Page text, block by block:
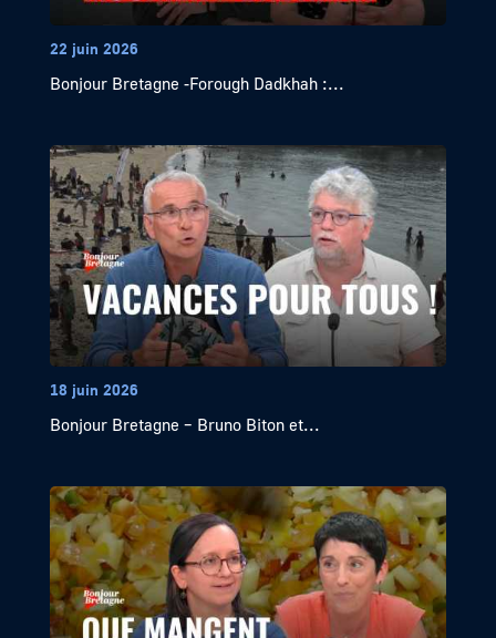
22 juin 2026
Bonjour Bretagne -Forough Dadkhah :...
18 juin 2026
Bonjour Bretagne – Bruno Biton et...